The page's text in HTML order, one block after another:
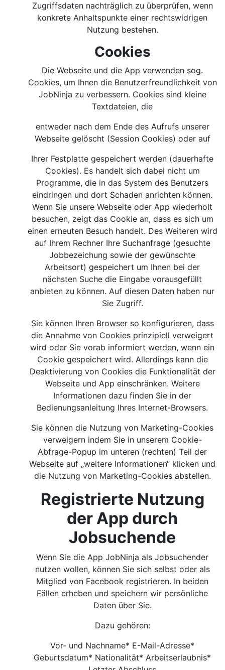
Zugriffsdaten nachträglich zu überprüfen, wenn
konkrete Anhaltspunkte einer rechtswidrigen
Nutzung bestehen.
Cookies
Die Webseite und die App verwenden sog.
Cookies, um Ihnen die Benutzerfreundlichkeit von
JobNinja zu verbessern. Cookies sind kleine
Textdateien, die
entweder nach dem Ende des Aufrufs unserer
Webseite gelöscht (Session Cookies) oder auf
Ihrer Festplatte gespeichert werden (dauerhafte
Cookies). Es handelt sich dabei nicht um
Programme, die in das System des Benutzers
eindringen und dort Schaden anrichten können.
Wenn Sie unsere Webseite oder App wiederholt
besuchen, zeigt das Cookie an, dass es sich um
einen erneuten Besuch handelt. Des Weiteren wird
auf Ihrem Rechner Ihre Suchanfrage (gesuchte
Jobbezeichung sowie der gewünschte
Arbeitsort) gespeichert um Ihnen bei der
nächsten Suche die Eingabe vorausgefüllt
anbieten zu können. Auf diesen Daten haben nur
Sie Zugriff.
Sie können Ihren Browser so konfigurieren, dass
die Annahme von Cookies prinzipiell verweigert
wird oder Sie vorab informiert werden, wenn ein
Cookie gespeichert wird. Allerdings kann die
Deaktivierung von Cookies die Funktionalität der
Webseite und App einschränken. Weitere
Informationen dazu finden Sie in der
Bedienungsanleitung Ihres Internet-Browsers.
Sie können die Nutzung von Marketing-Cookies
verweigern indem Sie in unserem Cookie-
Abfrage-Popup im unteren (rechten) Teil der
Webseite auf „weitere Informationen“ klicken und
die Nutzung von Marketing-Cookies abstellen.
Registrierte Nutzung
der App durch
Jobsuchende
Wenn Sie die App JobNinja als Jobsuchender
nutzen wollen, können Sie sich selbst oder als
Mitglied von Facebook registrieren. In beiden
Fällen erheben und speichern wir persönliche
Daten über Sie.
Dazu gehören:
Vor- und Nachname* E-Mail-Adresse*
Geburtsdatum* Nationalität* Arbeitserlaubnis*